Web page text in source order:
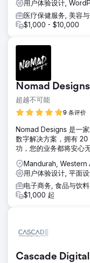
用户体验设计,
医疗保健服务, 美容
$1,000 - $10,000
Nomad
超越不可能
9 条评价
Nomad Designs 是一
数字解决方案，拥有
功，您的业务都将安心无
Mandurah, Western
用户体验设计, 平面
电子商务, 食品与饮料
$1,000 起
Cascade Digital